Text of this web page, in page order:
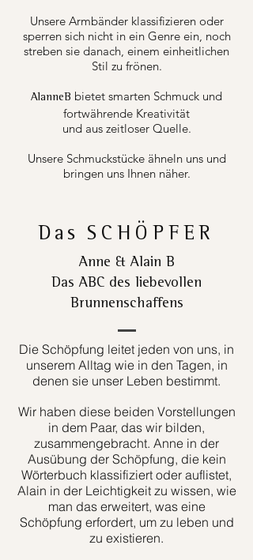
Unsere Armbänder klassifizieren oder
sperren sich nicht in ein Genre ein, noch
streben sie danach, einem einheitlichen
Stil zu frönen.
AlanneB bietet smarten Schmuck und
fortwährende Kreativität
und aus zeitloser Quelle.
Unsere Schmuckstücke ähneln uns und
bringen uns Ihnen näher.
Das SCHÖPFER
Anne & Alain B
Das ABC des liebevollen
Brunnenschaffens
Die Schöpfung leitet jeden von uns, in
unserem Alltag wie in den Tagen, in
denen sie unser Leben bestimmt.
Wir haben diese beiden Vorstellungen
in dem Paar, das wir bilden,
zusammengebracht. Anne in der
Ausübung der Schöpfung, die kein
Wörterbuch klassifiziert oder auflistet,
Alain in der Leichtigkeit zu wissen, wie
man das erweitert, was eine
Schöpfung erfordert, um zu leben und
zu existieren.